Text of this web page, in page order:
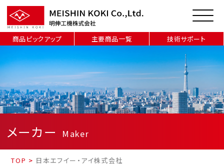
商品ピックアップ 主要商品一覧 技術サポート
メーカー Maker
TOP > 日本エフイー・アイ株式会社